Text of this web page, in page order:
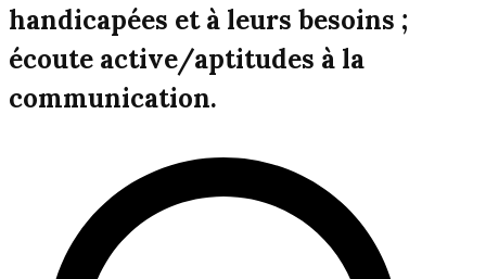
handicapées et à leurs besoins ;
écoute active/aptitudes à la
communication.